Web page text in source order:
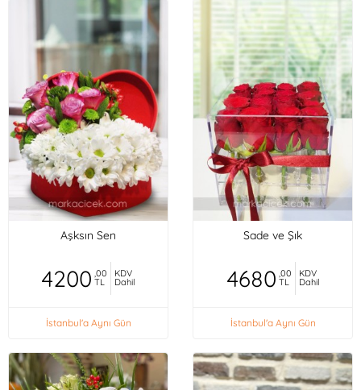
Aşksın Sen
4200 ,00
TL
KDV
Dahil
İstanbul'a Aynı Gün
Sade ve Şık
4680 ,00
TL
KDV
Dahil
İstanbul'a Aynı Gün